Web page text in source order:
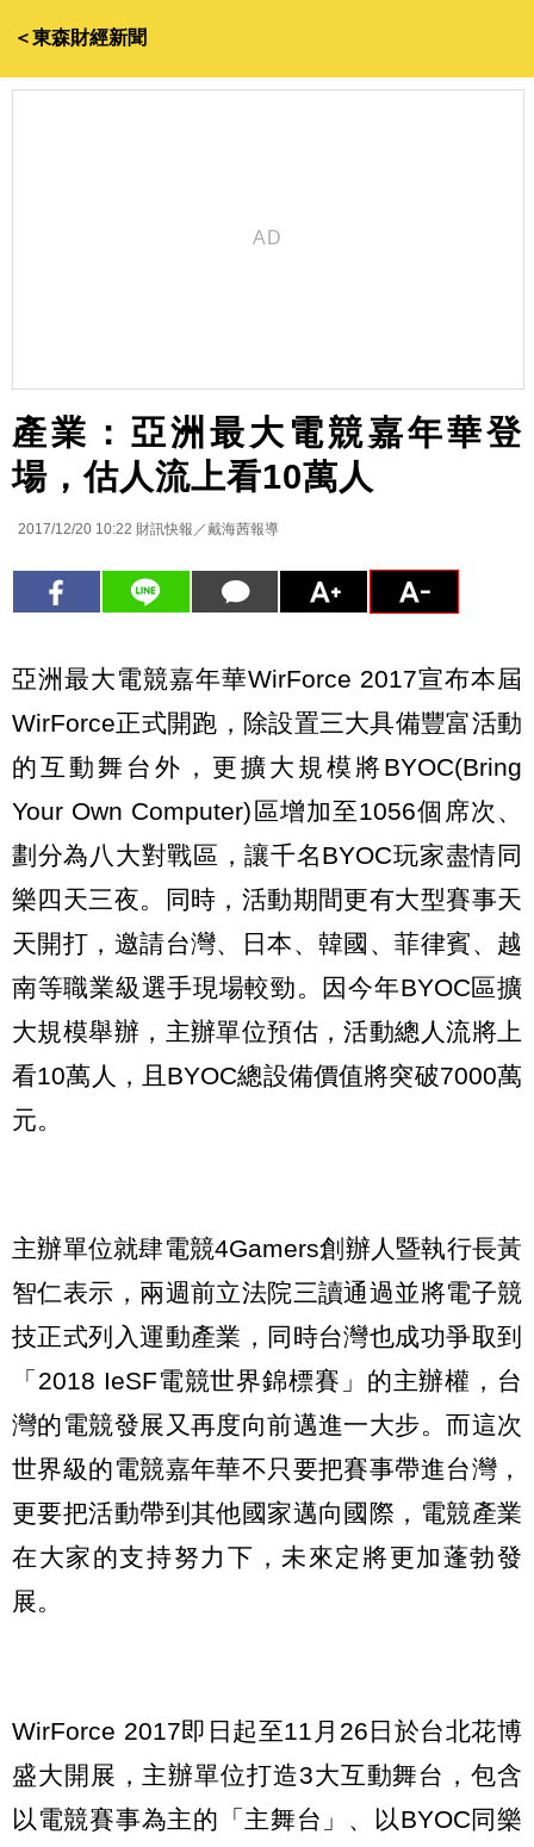
＜東森財經新聞
產業：亞洲最大電競嘉年華登
場，估人流上看10萬人
2017/12/20 10:22 財訊快報／戴海茜報導
亞洲最大電競嘉年華WirForce 2017宣布本屆
WirForce正式開跑，除設置三大具備豐富活動
的互動舞台外，更擴大規模將BYOC(Bring
Your Own Computer)區增加至1056個席次、
劃分為八大對戰區，讓千名BYOC玩家盡情同
樂四天三夜。同時，活動期間更有大型賽事天
天開打，邀請台灣、日本、韓國、菲律賓、越
南等職業級選手現場較勁。因今年BYOC區擴
大規模舉辦，主辦單位預估，活動總人流將上
看10萬人，且BYOC總設備價值將突破7000萬
元。
主辦單位就肆電競4Gamers創辦人暨執行長黃
智仁表示，兩週前立法院三讀通過並將電子競
技正式列入運動產業，同時台灣也成功爭取到
「2018 IeSF電競世界錦標賽」的主辦權，台
灣的電競發展又再度向前邁進一大步。而這次
世界級的電競嘉年華不只要把賽事帶進台灣，
更要把活動帶到其他國家邁向國際，電競產業
在大家的支持努力下，未來定將更加蓬勃發
展。
WirForce 2017即日起至11月26日於台北花博
盛大開展，主辦單位打造3大互動舞台，包含
以電競賽事為主的「主舞台」、以BYOC同樂